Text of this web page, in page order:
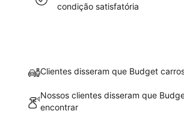
condição satisfatória
Clientes disseram que Budget
Nossos clientes disseram que
encontrar